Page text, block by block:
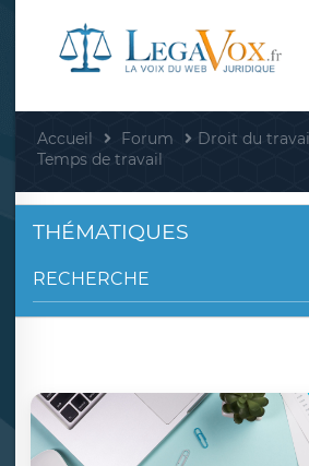
Accueil Forum Droit du
Temps de travail
THÉMATIQUES